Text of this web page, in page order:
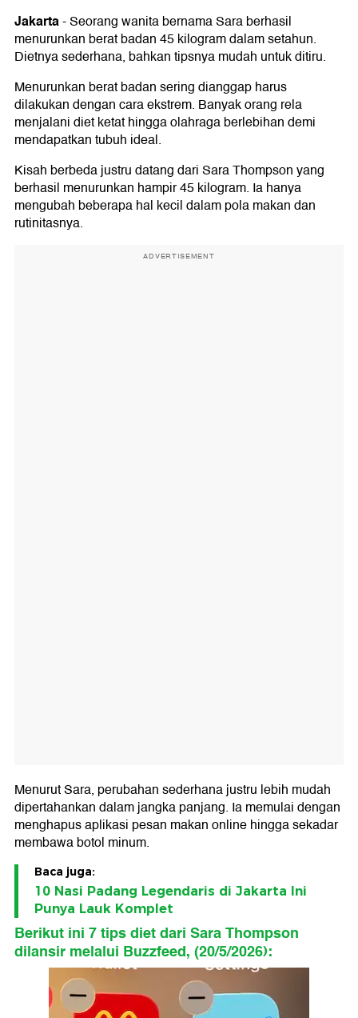
Jakarta-Seorang wanita bernama Sara berhasil
menurunkan berat badan 45 kilogram dalam setahun.
Dietnya sederhana, bahkan tipsnya mudah untuk ditiru.
Menurunkan berat badan sering dianggap harus
dilakukan dengan cara ekstrem. Banyak orang rela
menjalani diet ketat hingga olahraga berlebihan demi
mendapatkan tubuh ideal.
Kisah berbeda justru datang dari Sara Thompson yang
berhasil menurunkan hampir 45 kilogram. Ia hanya
mengubah beberapa hal kecil dalam pola makan dan
rutinitasnya.
ADVERTISEMENT
Menurut Sara, perubahan sederhana justru lebih mudah
dipertahankan dalam jangka panjang. Ia memulai dengan
menghapus aplikasi pesan makan online hingga sekadar
membawa botol minum.
Baca juga:
10 Nasi Padang Legendaris di Jakarta Ini
Punya Lauk Komplet
Berikut ini 7 tips diet dari Sara Thompson
dilansir melalui Buzzfeed, (20/5/2026):